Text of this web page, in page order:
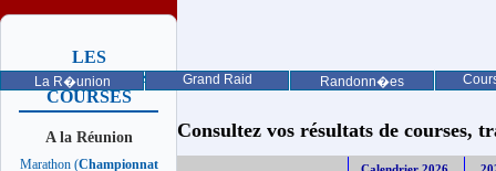
La R�union Grand Raid Randonn�es
LES
PROCHAINES
COURSES
A la Réunion
Marathon (Championnat
Consultez vos résultats de courses,